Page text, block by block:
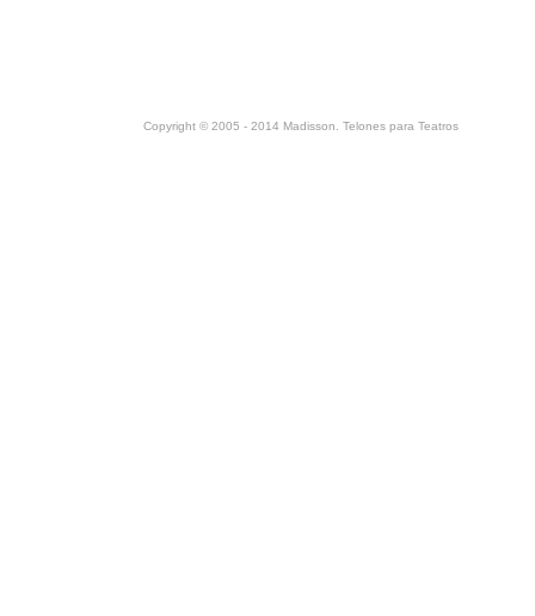
Copyright © 2005 - 2014 Madisson. Telones para Teatros